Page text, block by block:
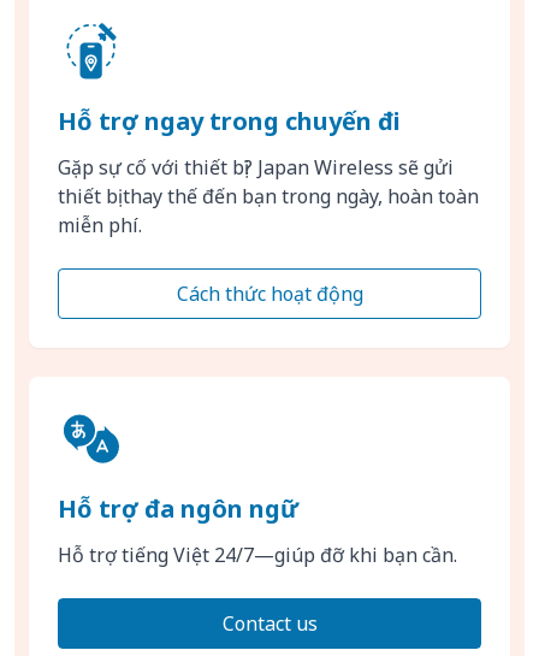
Hỗ trợ ngay trong chuyến đi
Gặp sự cố với thiết bị? Japan Wireless sẽ gửi
thiết bị thay thế đến bạn trong ngày, hoàn toàn
miễn phí.
Cách thức hoạt động
Hỗ trợ đa ngôn ngữ
Hỗ trợ tiếng Việt 24/7—giúp đỡ khi bạn cần.
Contact us